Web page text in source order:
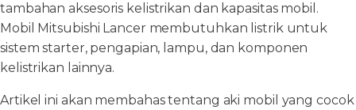
tambahan aksesoris kelistrikan dan kapasitas mobil.
Mobil Mitsubishi Lancer membutuhkan listrik untuk
sistem starter, pengapian, lampu, dan komponen
kelistrikan lainnya.
Artikel ini akan membahas tentang aki mobil yang cocok